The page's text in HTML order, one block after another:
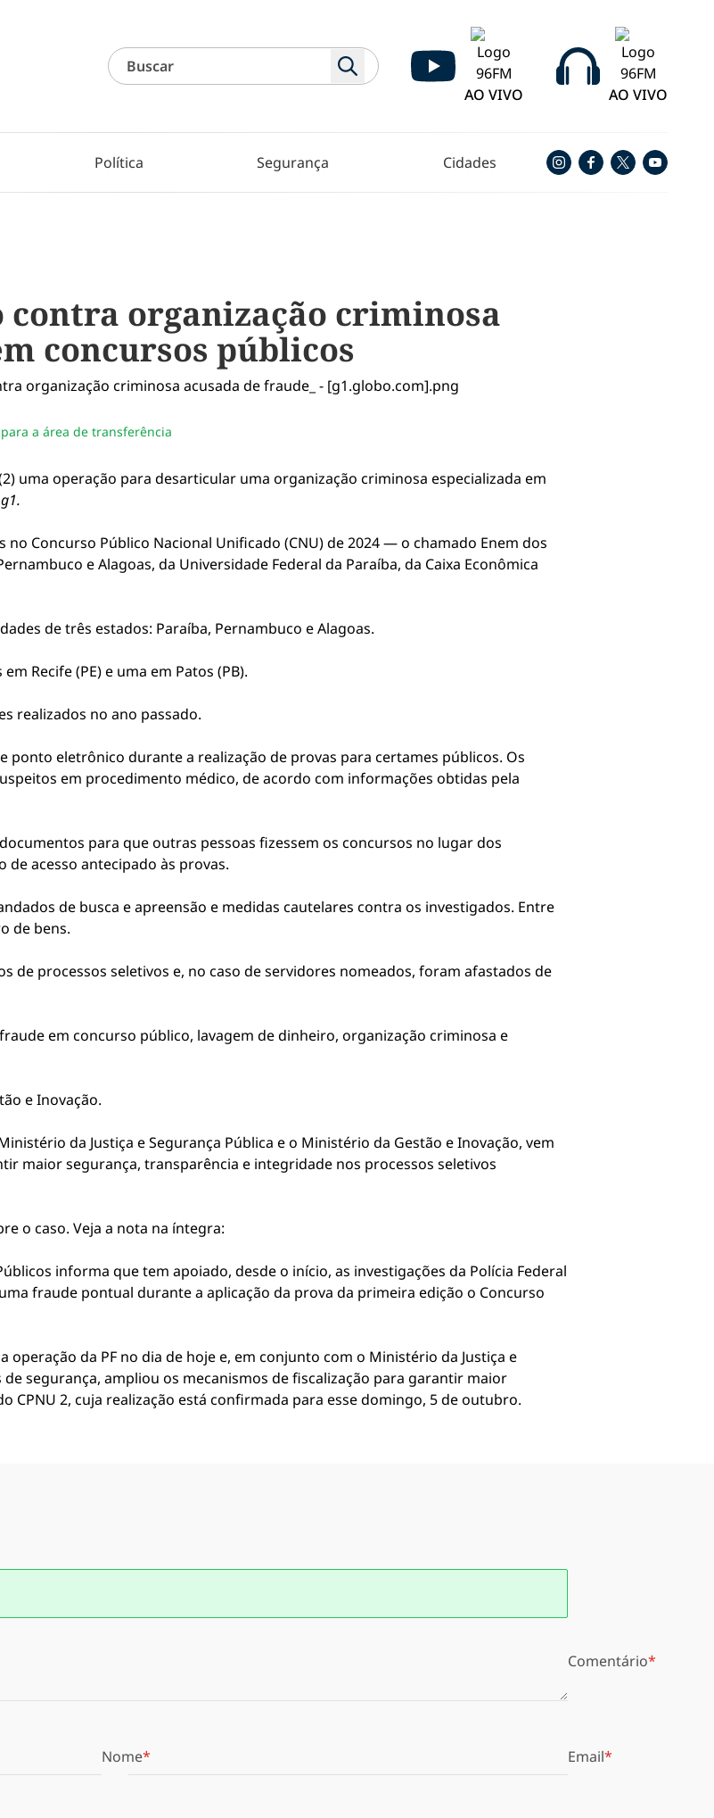
AO VIVO
AO VIVO
Política Segurança Cidades
contra organização criminosa
concursos públicos
a área de transferência
uma operação para desarticular uma organização criminosa especializada em
Concurso Público Nacional Unificado (CNU) de 2024 — o chamado Enem dos
e Alagoas, da Universidade Federal da Paraíba, da Caixa Econômica
de três estados: Paraíba, Pernambuco e Alagoas.
Recife (PE) e uma em Patos (PB).
realizados no ano passado.
ponto eletrônico durante a realização de provas para certames públicos. Os
em procedimento médico, de acordo com informações obtidas pela
para que outras pessoas fizessem os concursos no lugar dos
de acesso antecipado às provas.
de busca e apreensão e medidas cautelares contra os investigados. Entre
de bens.
de processos seletivos e, no caso de servidores nomeados, foram afastados de
em concurso público, lavagem de dinheiro, organização criminosa e
e Inovação.
da Justiça e Segurança Pública e o Ministério da Gestão e Inovação, vem
maior segurança, transparência e integridade nos processos seletivos
o caso. Veja a nota na íntegra:
informa que tem apoiado, desde o início, as investigações da Polícia Federal
fraude pontual durante a aplicação da prova da primeira edição o Concurso
da PF no dia de hoje e, em conjunto com o Ministério da Justiça e
segurança, ampliou os mecanismos de fiscalização para garantir maior
CPNU 2, cuja realização está confirmada para esse domingo, 5 de outubro.
Comentário
Nome Email